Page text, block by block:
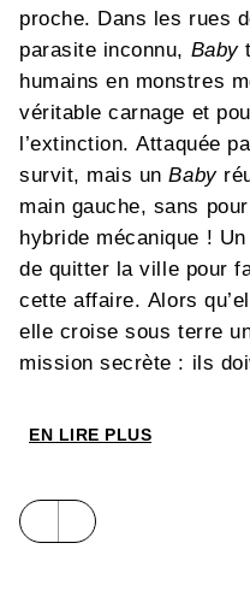
proche. Dans les rues
parasite inconnu, Baby
humains en monstres
véritable carnage et
l’extinction. Attaquée
survit, mais unBaby
main gauche, sans
hybride mécanique !
de quitter la ville pour
cette affaire. Alors
elle croise sous terre
mission secrète : ils
des humains. Alors
Quelle est la véritable
qui se cache derrière
EN LIRE PLUS